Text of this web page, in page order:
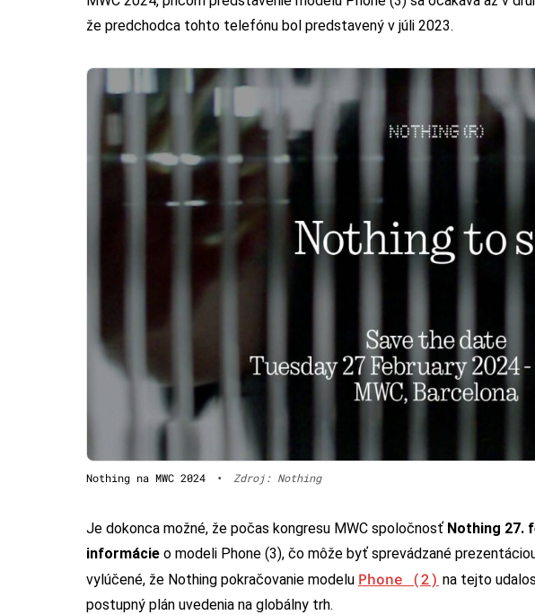
že predchodca tohto telefónu bol predstavený v júli 2023.
Nothing na MWC 2024 • Zdroj: Nothing
Je dokonca možné, že počas kongresu MWC spoločnosť Nothing 27.
informácie o modeli Phone (3), čo môže byť sprevádzané
vylúčené, že Nothing pokračovanie modelu Phone (2) na tejto
postupný plán uvedenia na globálny trh.